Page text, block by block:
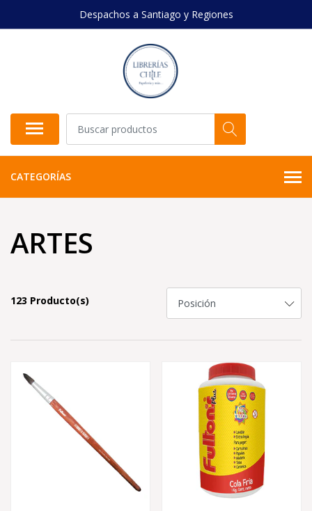
Despachos a Santiago y Regiones
CATEGORÍAS
ARTES
123 Producto(s)